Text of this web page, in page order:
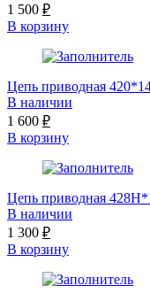
1 500 ₽
В корзину
Цепь приводная
В наличии
1 600 ₽
В корзину
Цепь приводная
В наличии
1 300 ₽
В корзину